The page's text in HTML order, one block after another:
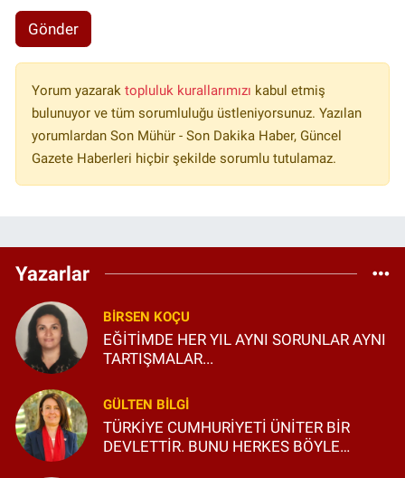
Gönder
Yorum yazarak topluluk kurallarımızı kabul etmiş
bulunuyor ve tüm sorumluluğu üstleniyorsunuz. Yazılan
yorumlardan Son Mühür - Son Dakika Haber, Güncel
Gazete Haberleri hiçbir şekilde sorumlu tutulamaz.
Yazarlar
BIRSEN KOÇU
EĞİTİMDE HER YIL AYNI SORUNLAR AYNI
TARTIŞMALAR...
GÜLTEN BILGI
TÜRKİYE CUMHURİYETİ ÜNİTER BİR
DEVLETTİR. BUNU HERKES BÖYLE